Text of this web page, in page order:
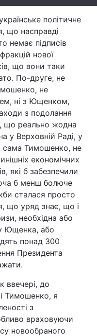
політичне
що насправді
немає підписів
нової
що вони таки
По-друге, не
не
ні з Ющенком,
з подолання
що реально жодна
у Верховній Раді, у
сама Тимошенко, не
економічних
які б забезпечили
б менш болюче
сталася просто
що уряд знає, що і
необхідна або
Ющенка, або
понад 300
Президента
ввечері, до
Тимошенко, я
з
враховуючи
новообраного